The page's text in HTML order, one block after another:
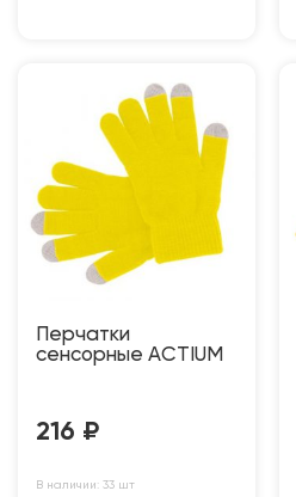
Перчатки
сенсорные ACTIUM
216 ₽
В наличии: 33 шт